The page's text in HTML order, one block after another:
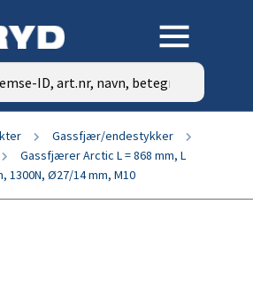
Gassfjær/endestykker
Gassfjærer Arctic L = 868 mm, L
1300N, Ø27/14 mm, M10